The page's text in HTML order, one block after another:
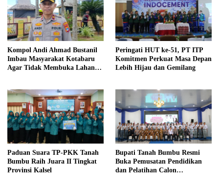
Kompol Andi Ahmad Bustanil
Imbau Masyarakat Kotabaru
Agar Tidak Membuka Lahan
Peringati HUT ke-51, PT ITP
Komitmen Perkuat Masa Depan
Lebih Hijau dan Gemilang
Paduan Suara TP-PKK Tanah
Bumbu Raih Juara II Tingkat
Provinsi Kalsel
Bupati Tanah Bumbu Resmi
Buka Pemusatan Pendidikan
dan Pelatihan Calon